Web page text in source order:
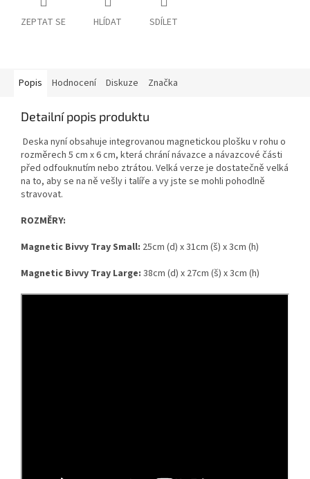
ZEPTAT SE HLÍDAT SDÍLET
Popis Hodnocení Diskuze Značka
Detailní popis produktu
Deska nyní obsahuje integrovanou magnetickou plošku v rohu o
rozměrech 5 cm x 6 cm, která chrání návazce a návazcové části
před odfouknutím nebo ztrátou. Velká verze je dostatečně velká
na to, aby se na ně vešly i talíře a vy jste se mohli pohodlně
stravovat.
ROZMĚRY:
Magnetic Bivvy Tray Small: 25cm (d) x 31cm (š) x 3cm (h)
Magnetic Bivvy Tray Large: 38cm (d) x 27cm (š) x 3cm (h)